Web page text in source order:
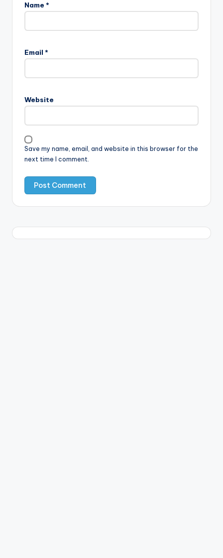
Name *
Email *
Website
Save my name, email, and website in this browser for the
next time I comment.